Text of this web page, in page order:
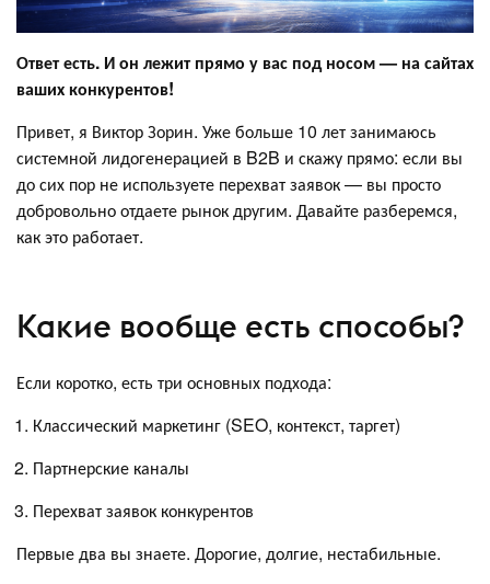
Ответ есть. И он лежит прямо у вас под носом — на сайтах
ваших конкурентов!
Привет, я Виктор Зорин. Уже больше 10 лет занимаюсь
системной лидогенерацией в B2B и скажу прямо: если вы
до сих пор не используете перехват заявок — вы просто
добровольно отдаете рынок другим. Давайте разберемся,
как это работает.
Какие вообще есть способы?
Если коротко, есть три основных подхода:
Классический маркетинг (SEO, контекст, таргет)
Партнерские каналы
Перехват заявок конкурентов
Первые два вы знаете. Дорогие, долгие, нестабильные.